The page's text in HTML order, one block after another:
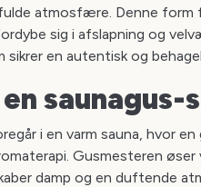
atmosfære. Denne
sig i afslapning og
en autentisk og
saunagus-
i en varm sauna, hvor
Gusmesteren
damp og en duftende